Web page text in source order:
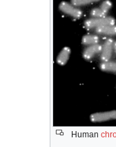
Human